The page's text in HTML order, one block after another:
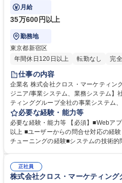
す。
月給
35万600円以上
勤務地
東京都新宿区
年間休日120日以上
転勤なし 完
仕事の内容
企業名 株式会社クロス・マーケティンググループ 求人名
ジニア/事業システム、業務システム】社内SE 仕事の内容 クロ
ティンググループ全社の事業システム
エンジニアとして、事業部の要望や従
開発を行います。 【詳細】 ■(PHP)の開発・メンテナンス ■PMと連携して
の一連の機能開発業務(計画・設計・実
ーサポートや他開発チームからの問い
必要な経験・能力等
必要な経験・能力等 【必須】■Webア
以上 ■ユーザーからの問合せ対応の経験 【歓迎】■RDBのパフォーマンス
チューニングの経験■システムの技術
の利用経験■セキュリティに関する知識
ャの設計とミドルウェア選定の経験■コ
正社員
株式会社クロス・マーケティング